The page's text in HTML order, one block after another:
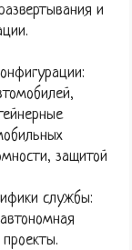
и
защитой
службы: